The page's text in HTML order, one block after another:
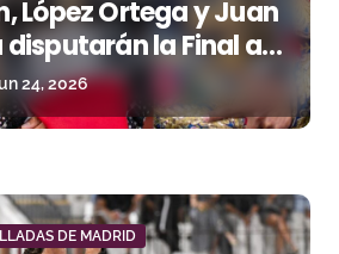
López Ortega y Juan
disputarán la Final a
de Madrid
24, 2026
DE MADRID